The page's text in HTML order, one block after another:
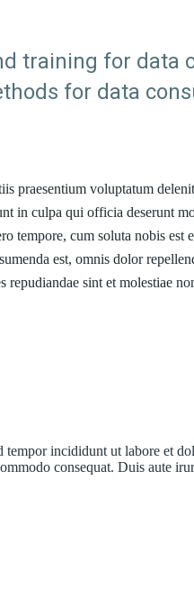
training for data
for data
praesentium voluptatum
in culpa qui officia deserunt
tempore, cum soluta nobis
est, omnis dolor
sint et molestiae
incididunt ut labore et
consequat. Duis aute